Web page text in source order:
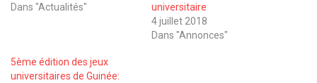
Dans "Actualités"
universitaire
4 juillet 2018
Dans "Annonces"
5ème édition des jeux
universitaires de Guinée: